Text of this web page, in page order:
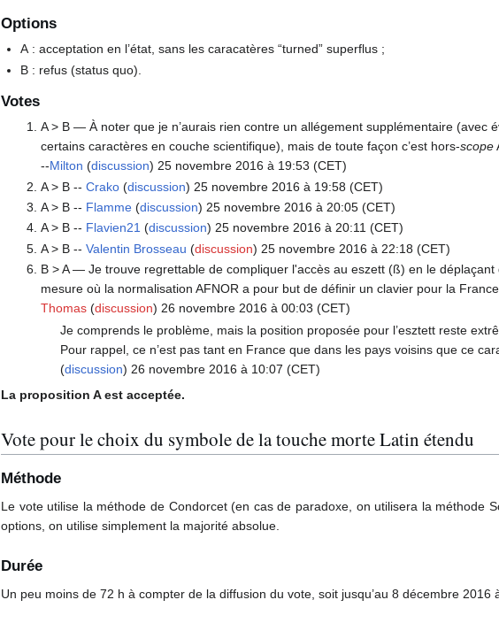
Options
A : acceptation en l’état, sans les caracatères “turned” superflus ;
B : refus (status quo).
Votes
A > B — À noter que je n’aurais rien contre un allégement supplémentaire (avec
certains caractères en couche scientifique), mais de toute façon c’est hors-scope
--Milton (discussion) 25 novembre 2016 à 19:53 (CET)
A > B -- Crako(discussion) 25 novembre 2016 à 19:58 (CET)
A > B -- Flamme(discussion) 25 novembre 2016 à 20:05 (CET)
A > B -- Flavien21 (discussion) 25 novembre 2016 à 20:11 (CET)
A > B -- Valentin Brosseau (discussion) 25 novembre 2016 à 22:18 (CET)
B > A — Je trouve regrettable de compliquer l'accès au eszett (ß) en le
mesure où la normalisation AFNOR a pour but de définir un clavier pour la
Thomas(discussion) 26 novembre 2016 à 00:03 (CET)
Je comprends le problème, mais la position proposée pour l’esztett reste
Pour rappel, ce n’est pas tant en France que dans les pays voisins que ce
(discussion) 26 novembre 2016 à 10:07 (CET)
La proposition A est acceptée.
Vote pour le choix du symbole de la touche morte Latin étendu
Méthode
Le vote utilise la méthode de Condorcet (en cas de paradoxe, on utilisera la méthode
options, on utilise simplement la majorité absolue.
Durée
Un peu moins de 72 h à compter de la diffusion du vote, soit jusqu’au 8 décembre 2016